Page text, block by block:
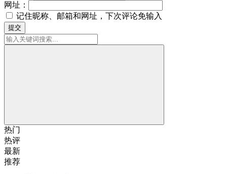
网址：
记住昵称、邮箱和网址，下次评论免输入
提交
热门
热评
最新
推荐